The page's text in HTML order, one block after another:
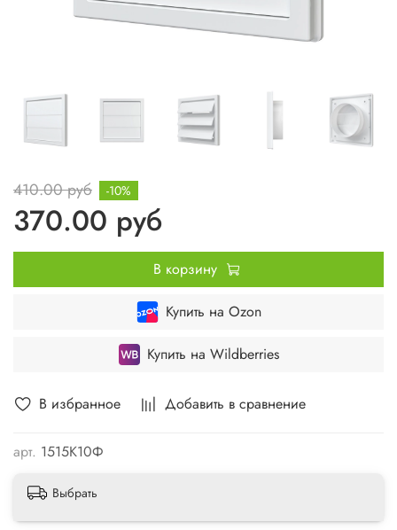
В избранное Добавить в сравнение
арт. 1515К10Ф
410.00 руб
370.00 руб
-10%
В корзину
Купить на Ozon
Купить на Wildberries
Выбрать